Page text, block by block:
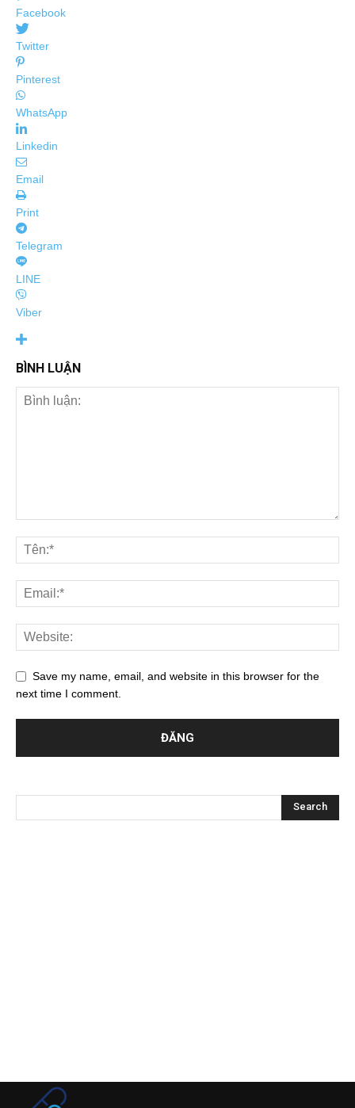
Facebook
Twitter
Pinterest
WhatsApp
Linkedin
Email
Print
Telegram
LINE
Viber
BÌNH LUẬN
Save my name, email, and website in this browser for the
next time I comment.